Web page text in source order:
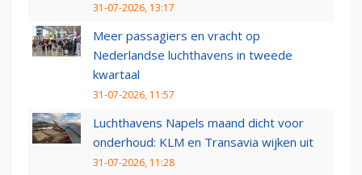
31-07-2026, 13:17
Meer passagiers en vracht op
Nederlandse luchthavens in tweede
kwartaal
31-07-2026, 11:57
Luchthavens Napels maand dicht voor
onderhoud: KLM en Transavia wijken uit
31-07-2026, 11:28